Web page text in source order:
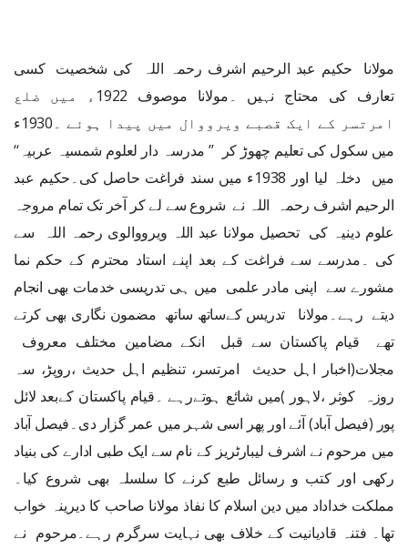
مولانا حکیم عبد الرحیم اشرف رحمہ اللہ کی شخصیت کسی
تعارف کی محتاج نہیں ۔مولانا موصوف 1922ء میں ضلع
امرتسر کے ایک قصبے ویرووال میں پیدا ہوئے ۔1930ء
میں سکول کی تعلیم چھوڑ کر ’’ مدرسہ دار لعلوم شمسیہ عربیہ‘‘
میں دخلہ لیا اور 1938ء میں سند فراغت حاصل کی۔حکیم عبد
الرحیم اشرف رحمہ اللہ نے شروع سے لے کر آخر تک تمام مروجہ
علوم دینیہ کی تحصیل مولانا عبد اللہ ویرووالوی رحمہ اللہ سے
کی ۔مدرسے سے فراغت کے بعد اپنے استاد محترم کے حکم نما
مشورے سے اپنی مادر علمی میں ہی تدریسی خدمات بھی انجام
دیتے رہے۔مولانا تدریس کےساتھ ساتھ مضمون نگاری بھی کرتے
تھے قیام پاکستان سے قبل انکے مضامین مختلف معروف
مجلات(اخبار اہل حدیث امرتسر، تنظیم اہل حدیث ،روپڑ، سہ
روزہ کوثر ،لاہور )میں شائع ہوتےرہے ۔قیام پاکستان کےبعد لائل
پور (فیصل آباد) آئے اور پھر اسی شہر میں عمر گزار دی۔فیصل آباد
میں مرحوم نے اشرف لیبارٹریز کے نام سے ایک طبی ادارے کی بنیاد
رکھی اور کتب و رسائل طبع کرنے کا سلسلہ بھی شروع کیا۔
مملکت خداداد میں دین اسلام کا نفاذ مولانا صاحب کا دیرینہ خواب
تھا۔ فتنہ قادیانیت کے خلاف بھی نہایت سرگرم رہے۔مرحوم نے